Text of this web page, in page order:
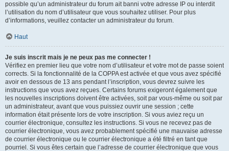
possible qu’un administrateur du forum ait banni votre adresse IP ou interdit
l’utilisation du nom d’utilisateur que vous souhaitez utiliser. Pour plus
d’informations, veuillez contacter un administrateur du forum.
Haut
Je suis inscrit mais je ne peux pas me connecter !
Vérifiez en premier lieu que votre nom d’utilisateur et votre mot de passe soient
corrects. Si la fonctionnalité de la COPPA est activée et que vous avez spécifié
avoir en dessous de 13 ans pendant l’inscription, vous devrez suivre les
instructions que vous avez reçues. Certains forums exigeront également que
les nouvelles inscriptions doivent être activées, soit par vous-même ou soit par
un administrateur, avant que vous puissiez ouvrir une session ; cette
information était présente lors de votre inscription. Si vous aviez reçu un
courrier électronique, consultez les instructions. Si vous ne recevez pas de
courrier électronique, vous avez probablement spécifié une mauvaise adresse
de courrier électronique ou le courrier électronique a été filtré en tant que
pourriel. Si vous êtes certain que l’adresse de courrier électronique que vous